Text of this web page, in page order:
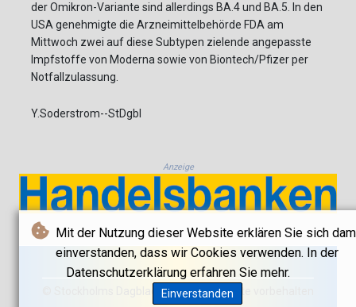
Mit der Nutzung dieser Website erklären Sie sich
einverstanden, dass wir Cookies verwenden. In der
Datenschutzerklärung erfahren Sie mehr.
Einverstanden
der Omikron-Variante sind allerdings BA.4 und BA.5. In den
USA genehmigte die Arzneimittelbehörde FDA am
Mittwoch zwei auf diese Subtypen zielende angepasste
Impfstoffe von Moderna sowie von Biontech/Pfizer per
Notfallzulassung.
Y.Soderstrom--StDgbl
Anzeige
© Stockholms Dagblad 2026 - Alle Rechte vorbehalten